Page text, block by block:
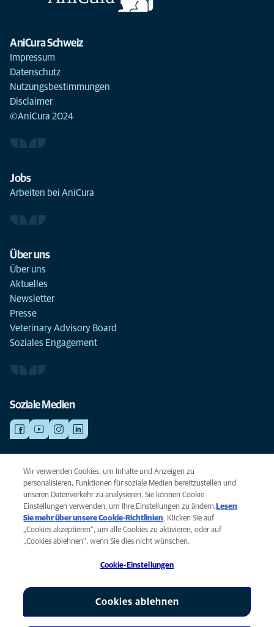
AniCura Schweiz
Impressum
Datenschutz
Nutzungsbestimmungen
Disclaimer
©AniCura 2024
Jobs
Arbeiten bei AniCura
Über uns
Über uns
Aktuelles
Newsletter
Presse
Veterinary Advisory Board
Soziales Engagement
Soziale Medien
NOTDIENSTE
Finden Sie hier Standorte mit Notfall-Service. Weil Ihr Tier die beste
Versorgung verdient.
Privacy
Legal
AniCura ist eine Tochtergesellschaft von Mars, Inc © 2026
Wir verwenden Cookies, um Inhalte und Anzeigen zu
personalisieren, Funktionen für soziale Medien bereitzustellen und
unseren Datenverkehr zu analysieren. Sie können Cookie-
Einstellungen verwenden, um Ihre Einstellungen zu ändern. Lesen
Sie mehr über unsere Cookie-Richtlinien(opens in a new tab)
. Klicken Sie auf
„Cookies akzeptieren“, um alle Cookies zu aktivieren, oder auf
„Cookies ablehnen“, wenn Sie dies nicht wünschen.
Cookie-Einstellungen
Cookies ablehnen